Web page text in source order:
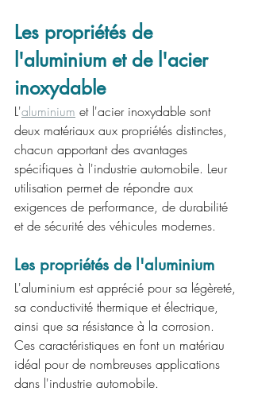
Les propriétés de
l'aluminium et de l'acier
inoxydable
L'aluminium et l'acier inoxydable sont
deux matériaux aux propriétés distinctes,
chacun apportant des avantages
spécifiques à l'industrie automobile. Leur
utilisation permet de répondre aux
exigences de performance, de durabilité
et de sécurité des véhicules modernes.
Les propriétés de l'aluminium
L'aluminium est apprécié pour sa légèreté,
sa conductivité thermique et électrique,
ainsi que sa résistance à la corrosion.
Ces caractéristiques en font un matériau
idéal pour de nombreuses applications
dans l'industrie automobile.